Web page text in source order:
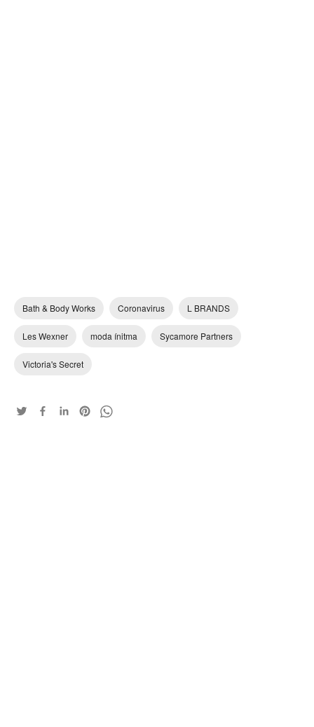
Bath & Body Works Coronavirus L BRANDS
Les Wexner moda ínitma Sycamore Partners
Victoria's Secret